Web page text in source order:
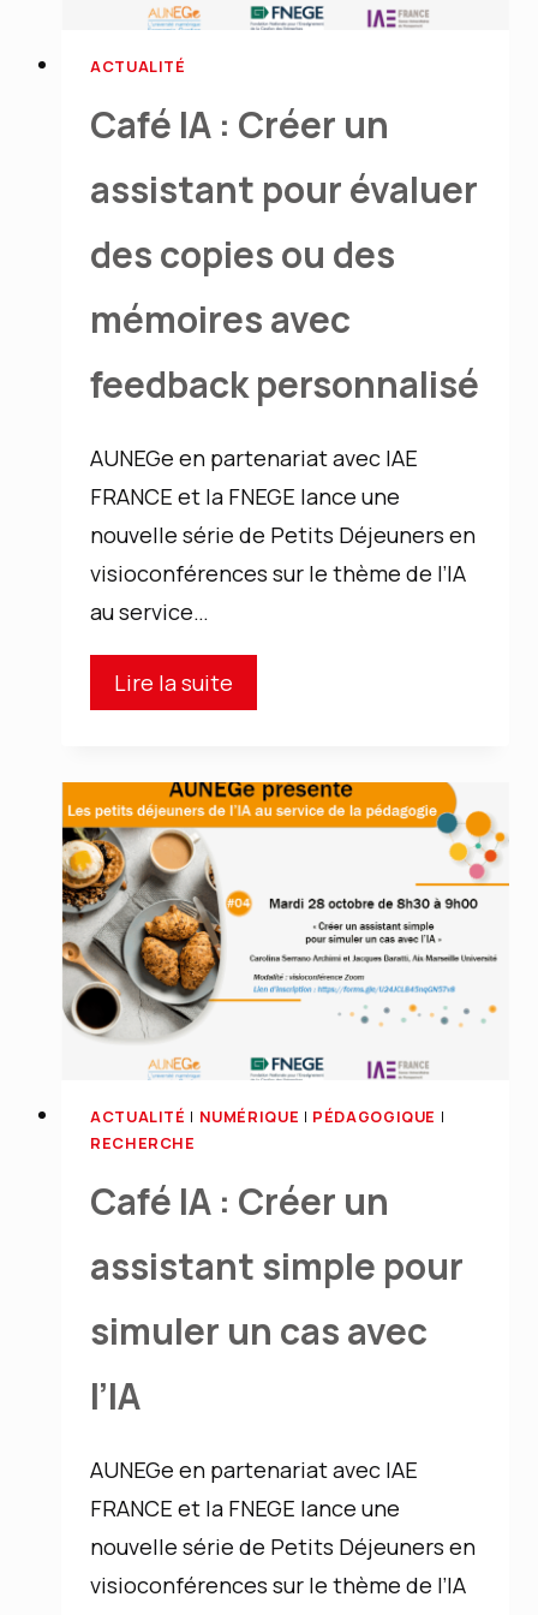
ACTUALITÉ
Café IA : Créer un
assistant pour évaluer
des copies ou des
mémoires avec
feedback personnalisé
AUNEGe en partenariat avec IAE
FRANCE et la FNEGE lance une
nouvelle série de Petits Déjeuners en
visioconférences sur le thème de l’IA
au service…
Lire la suite
IA
Créer
un
pour
évaluer
des
ou
des
feedback
personnalisé
ACTUALITÉ | NUMÉRIQUE | PÉDAGOGIQUE |
RECHERCHE
Café IA : Créer un
assistant simple pour
simuler un cas avec
l’IA
AUNEGe en partenariat avec IAE
FRANCE et la FNEGE lance une
nouvelle série de Petits Déjeuners en
visioconférences sur le thème de l’IA